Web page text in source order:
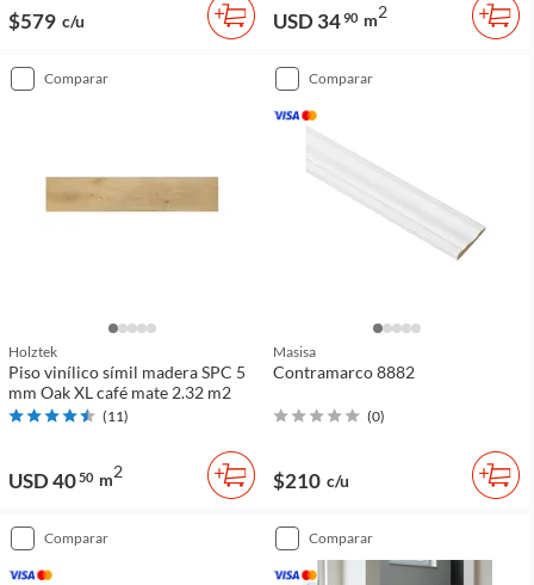
$579 c/u USD 3490 m2
comparar
Holztek
Piso vinílico símil madera SPC 5
mm Oak XL café mate 2.32 m2
(11)
USD 40 50 m2
comparar
Masisa
Contramarco 8882
(0)
$210 c/u
comparar comparar